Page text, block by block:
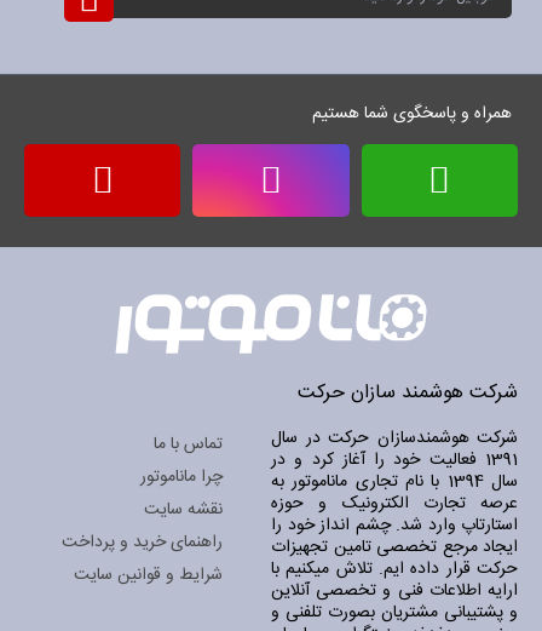
برای
همراه و پاسخگوی شما هستیم
شرکت هوشمند سازان حرکت
شرکت هوشمندسازان حرکت در سال
1391 فعالیت خود را آغاز کرد و در
سال 1394 با نام تجاری ماناموتور به
عرصه تجارت الکترونیک و حوزه
استارتاپ وارد شد. چشم انداز خود را
ایجاد مرجع تخصصی تامین تجهیزات
حرکت قرار داده ایم. تلاش میکنیم با
ارایه اطلاعات فنی و تخصصی آنلاین
و پشتیبانی مشتریان بصورت تلفنی و
تماس با ما
چرا ماناموتور
نقشه سایت
راهنمای خرید و پرداخت
شرایط و قوانین سایت